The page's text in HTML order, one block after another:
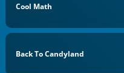
Cool Math
Back To Candyland